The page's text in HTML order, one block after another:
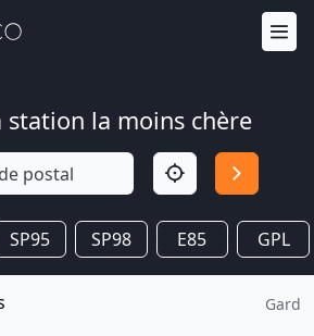
station la moins chère
SP95 SP98 E85 GPL
Gard